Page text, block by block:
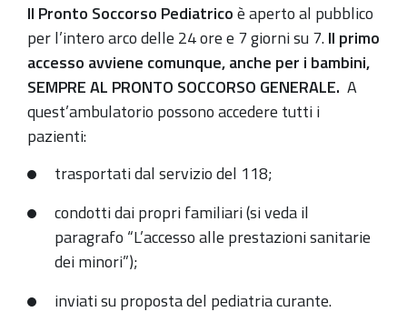
Il Pronto Soccorso Pediatricoè aperto al pubblico
per l’intero arco delle 24 ore e 7 giorni su 7.Il primo
accesso avviene comunque, anche per i bambini,
SEMPRE AL PRONTO SOCCORSO GENERALE. A
quest’ambulatorio possono accedere tutti i
pazienti:
trasportati dal servizio del 118;
condotti dai propri familiari (si veda il
paragrafo “L’accesso alle prestazioni sanitarie
dei minori”);
inviati su proposta del pediatria curante.